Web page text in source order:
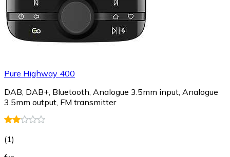
Pure Highway 400
DAB, DAB+, Bluetooth, Analogue 3.5mm input, Analogue
3.5mm output, FM transmitter
(1)